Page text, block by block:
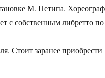
М. Петипа. Хореограф
с собственным либретто по
Стоит заранее приобрести